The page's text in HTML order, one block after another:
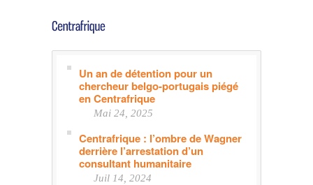
Un an de détention pour un
chercheur belgo-portugais piégé
en Centrafrique
Mai 24, 2025
Centrafrique : l’ombre de Wagner
derrière l’arrestation d’un
consultant humanitaire
Juil 14, 2024